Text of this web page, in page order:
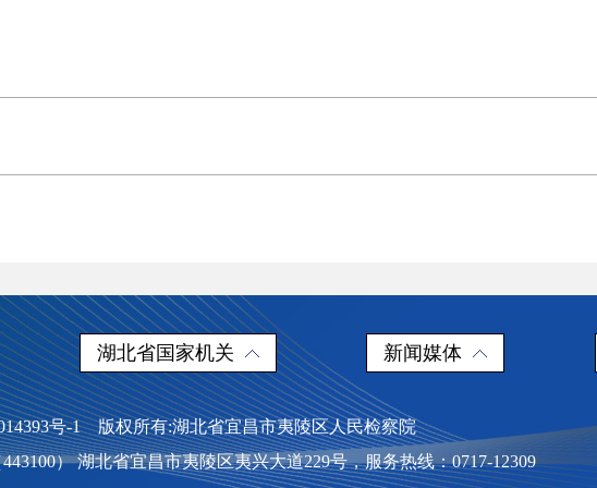
湖北省国家机关 新闻媒体
号-1 版权所有:湖北省宜昌市夷陵区人民检察院
） 湖北省宜昌市夷陵区夷兴大道229号，服务热线：0717-12309